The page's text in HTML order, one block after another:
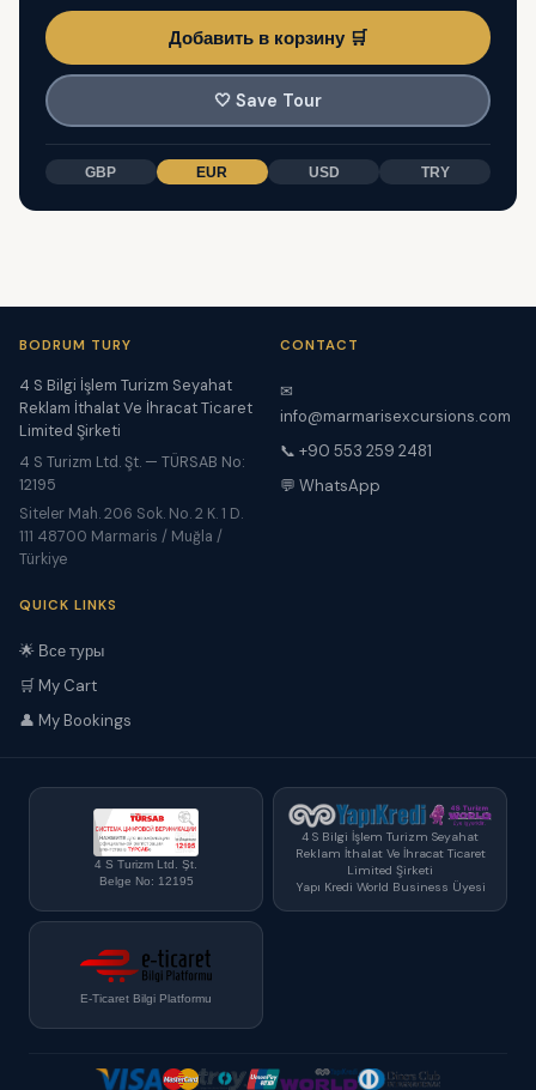
Добавить в корзину 🛒
🤍 Save Tour
GBP EUR USD TRY
BODRUM TURY
4 S Bilgi İşlem Turizm Seyahat
Reklam İthalat Ve İhracat Ticaret
Limited Şirketi
4 S Turizm Ltd. Şt. — TÜRSAB No:
12195
Siteler Mah. 206 Sok. No. 2 K. 1 D.
111 48700 Marmaris / Muğla /
Türkiye
CONTACT
✉
info@marmarisexcursions.com
📞 +90 553 259 2481
💬 WhatsApp
QUICK LINKS
🌟 Все туры
🛒 My Cart
👤 My Bookings
4 S Turizm Ltd. Şt.
Belge No: 12195
4 S Bilgi İşlem Turizm Seyahat
Reklam İthalat Ve İhracat Ticaret
Limited Şirketi
Yapı Kredi World Business Üyesi
E-Ticaret Bilgi Platformu